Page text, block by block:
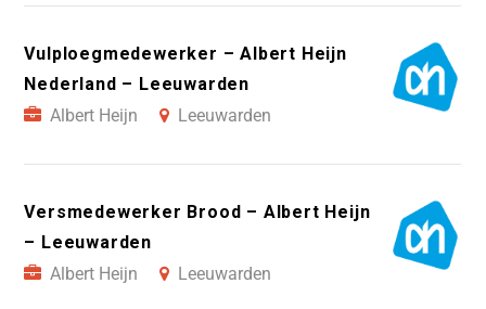
Vulploegmedewerker – Albert Heijn
Nederland – Leeuwarden
Albert Heijn
Leeuwarden
Versmedewerker Brood – Albert Heijn
– Leeuwarden
Albert Heijn
Leeuwarden